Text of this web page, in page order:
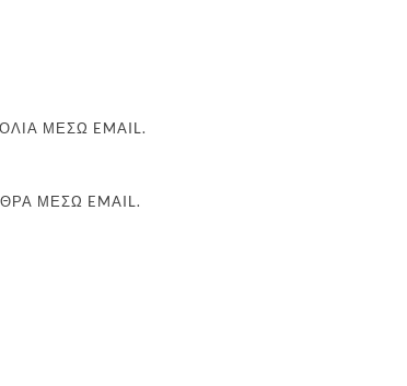
ΜΈΣΩ EMAIL.
ΜΈΣΩ EMAIL.